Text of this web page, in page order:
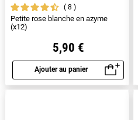
8
Petite rose blanche en azyme
(x12)
5,90 €
Ajouter au panier
Aperçu rapide